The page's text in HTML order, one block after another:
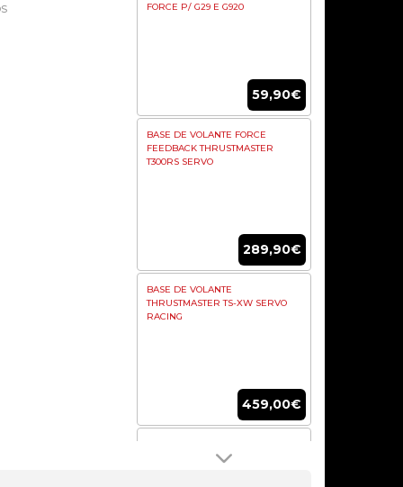
FORCE P/ G29 E G920
59,90€
BASE DE VOLANTE FORCE
FEEDBACK THRUSTMASTER
T300RS SERVO
289,90€
BASE DE VOLANTE
THRUSTMASTER TS-XW SERVO
RACING
459,00€
LEATHERL (33CM)